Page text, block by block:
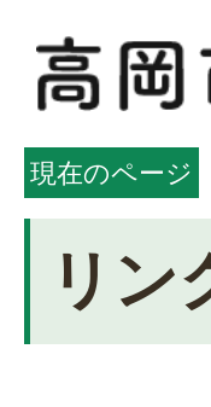
現在のページ
リン